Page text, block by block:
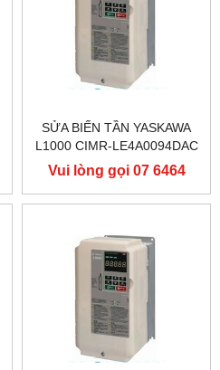
SỬA BIẾN TẦN YASKAWA
L1000 CIMR-LE4A0094DAC
400V 45KW, BIẾN TẦN
YASKAWA L1000
Vui lòng gọi 07 6464
9556